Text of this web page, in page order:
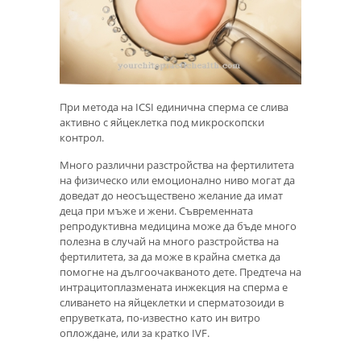
При метода на ICSI единична сперма се слива
активно с яйцеклетка под микроскопски
контрол.
Много различни разстройства на фертилитета
на физическо или емоционално ниво могат да
доведат до неосъществено желание да имат
деца при мъже и жени. Съвременната
репродуктивна медицина може да бъде много
полезна в случай на много разстройства на
фертилитета, за да може в крайна сметка да
помогне на дългоочакваното дете. Предтеча на
интрацитоплазмената инжекция на сперма е
сливането на яйцеклетки и сперматозоиди в
епруветката, по-известно като ин витро
оплождане, или за кратко IVF.